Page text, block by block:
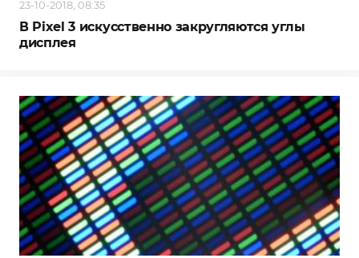
23-10-2018, 08:35
В Pixel 3 искусственно закругляются углы
дисплея